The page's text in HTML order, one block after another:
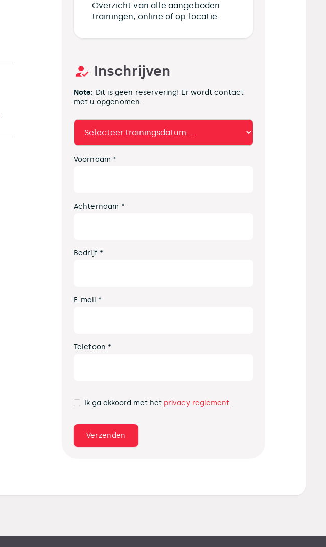
Overzicht van alle aangeboden
trainingen, online of op locatie.
Inschrijven
Note: Dit is geen reservering! Er wordt contact
met u opgenomen.
Voornaam *
Achternaam *
Bedrijf *
E-mail *
Telefoon *
Ik ga akkoord met het privacy reglement